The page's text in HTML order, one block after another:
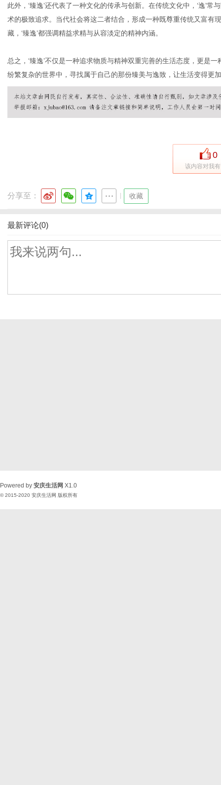
此外，‘臻逸’还代表了一种文化的传承与创新。在传统文化中，‘逸’
术的极致追求。当代社会将这二者结合，形成一种既尊重传统又富有
藏，‘臻逸’都强调精益求精与从容淡定的精神内涵。
总之，‘臻逸’不仅是一种追求物质与精神双重完善的生活态度，更是
纷繁复杂的世界中，寻找属于自己的那份臻美与逸致，让生活变得更
0
该内容对我
分享至： 收藏
最新评论(0)
Powered by 安庆生活网 X1.0
© 2015-2020 安庆生活网 版权所有